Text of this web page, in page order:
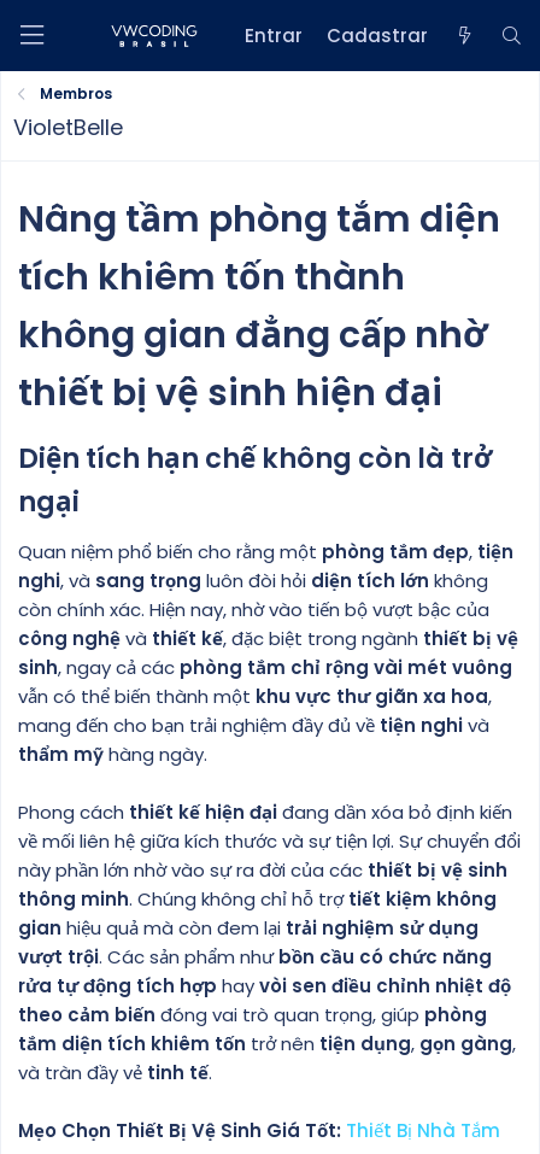
Entrar Cadastrar
Membros
VioletBelle
Nâng tầm phòng tắm diện
tích khiêm tốn thành
không gian đẳng cấp nhờ
thiết bị vệ sinh hiện đại
Diện tích hạn chế không còn là trở
ngại
Quan niệm phổ biến cho rằng một phòng tắm đẹp, tiện
nghi, và sang trọng luôn đòi hỏi diện tích lớn không
còn chính xác. Hiện nay, nhờ vào tiến bộ vượt bậc của
công nghệvà thiết kế, đặc biệt trong ngành thiết bị vệ
sinh, ngay cả các phòng tắm chỉ rộng vài mét vuông
vẫn có thể biến thành một khu vực thư giãn xa hoa,
mang đến cho bạn trải nghiệm đầy đủ về tiện nghivà
thẩm mỹhàng ngày.
Phong cách thiết kế hiện đạiđang dần xóa bỏ định kiến
về mối liên hệ giữa kích thước và sự tiện lợi. Sự chuyển đổi
này phần lớn nhờ vào sự ra đời của các thiết bị vệ sinh
thông minh. Chúng không chỉ hỗ trợtiết kiệm không
gian hiệu quả mà còn đem lại trải nghiệm sử dụng
vượt trội. Các sản phẩm nhưbồn cầu có chức năng
rửa tự động tích hợp hayvòi sen điều chỉnh nhiệt độ
theo cảm biến đóng vai trò quan trọng, giúp phòng
tắm diện tích khiêm tốn trở nên tiện dụng, gọn gàng,
và tràn đầy vẻ tinh tế.
Mẹo Chọn Thiết Bị Vệ Sinh Giá Tốt: Thiết Bị Nhà Tắm